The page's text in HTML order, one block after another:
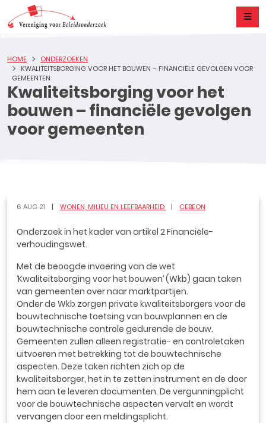
Kwaliteitsborging voor het
bouwen – financiële gevolgen
voor gemeenten
HOME
ONDERZOEKEN
KWALITEITSBORGING VOOR HET BOUWEN – FINANCIËLE GEVOLGEN VOOR
GEMEENTEN
6 AUG 21 WONEN, MILIEU EN LEEFBAARHEID CEBEON
Onderzoek in het kader van artikel 2 Financiële-
verhoudingswet.
Met de beoogde invoering van de wet
‘Kwaliteitsborging voor het bouwen’ (Wkb) gaan taken
van gemeenten over naar marktpartijen.
Onder de Wkb zorgen private kwaliteitsborgers voor de
bouwtechnische toetsing van bouwplannen en de
bouwtechnische controle gedurende de bouw.
Gemeenten zullen alleen registratie- en controletaken
uitvoeren met betrekking tot de bouwtechnische
aspecten. Deze taken richten zich op de
kwaliteitsborger, het in te zetten instrument en de door
hem aan te leveren documenten. De vergunningplicht
voor de bouwtechnische aspecten vervalt en wordt
vervangen door een meldingsplicht.